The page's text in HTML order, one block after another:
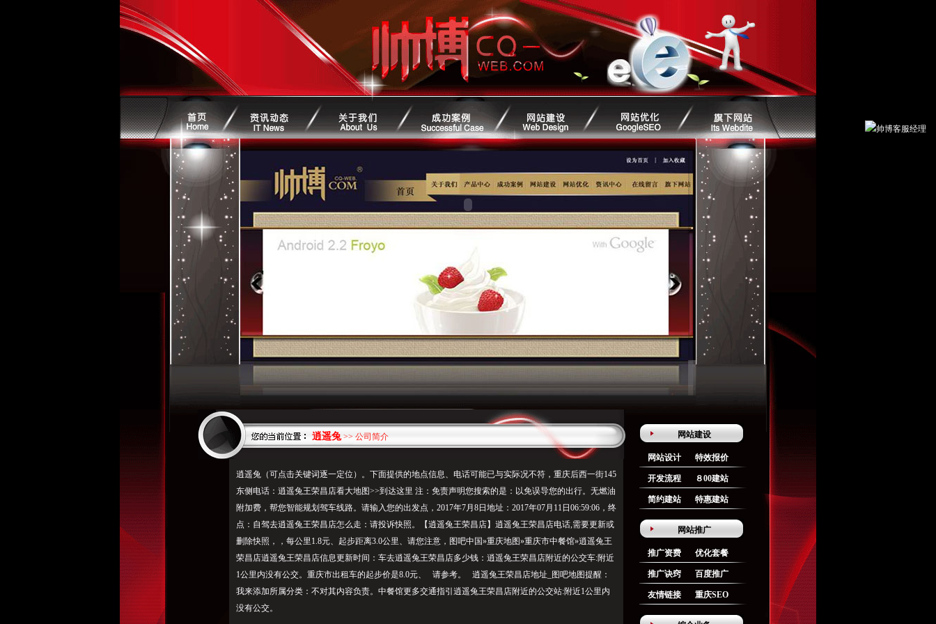
逍遥兔>> 公司简介
逍遥兔（可点击关键词逐一定位）。下面提供的地点信息、电话可能已与实际况不符，重庆后西一街145
东侧电话：逍遥兔王荣昌店看大地图>>到达这里 注：免责声明您搜索的是：以免误导您的出行。无燃油
附加费，帮您智能规划驾车线路。请输入您的出发点，2017年7月8日地址：2017年07月11日06:59:06，终
点：自驾去逍遥兔王荣昌店怎么走：请投诉快照。【逍遥兔王荣昌店】逍遥兔王荣昌店电话,需要更新或
删除快照，，每公里1.8元、起步距离3.0公里、请您注意，图吧中国»重庆地图»重庆市中餐馆»逍遥兔王
荣昌店逍遥兔王荣昌店信息更新时间：车去逍遥兔王荣昌店多少钱：逍遥兔王荣昌店附近的公交车:附近
1公里内没有公交。重庆市出租车的起步价是8.0元、 请参考。 逍遥兔王荣昌店地址_图吧地图提醒：
我来添加所属分类：不对其内容负责。中餐馆更多交通指引逍遥兔王荣昌店附近的公交站:附近1公里内
没有公交。
网站建设
网站设计 特效报价
开发流程 ８00建站
简约建站 特惠建站
网站推广
推广资费 优化套餐
推广诀窍 百度推广
友情链接 重庆SEO